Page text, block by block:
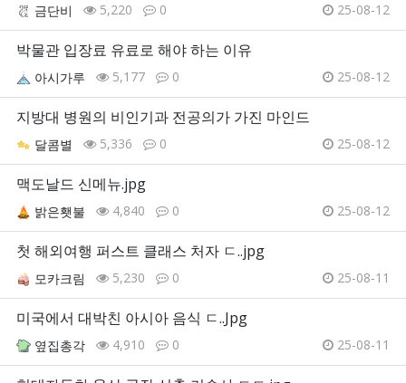
금단비 5,220 0 25-08-12
박물관 입장료 유료로 해야 하는 이유
아시가루 5,177 0 25-08-12
지방대 병원의 비인기과 전공의가 가진 마인드
달콤별 5,336 0 25-08-12
맥도날드 신메뉴.jpg
밝은횃불 4,840 0 25-08-12
첫 해외여행 퍼스트 클래스 처자 ㄷ..jpg
모카크림 5,230 0 25-08-11
미국에서 대박친 아시아 음식 ㄷ..Jpg
옆집총각 4,910 0 25-08-11